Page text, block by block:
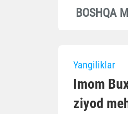
BOSHQA
Yangiliklar
Imom
ziyod